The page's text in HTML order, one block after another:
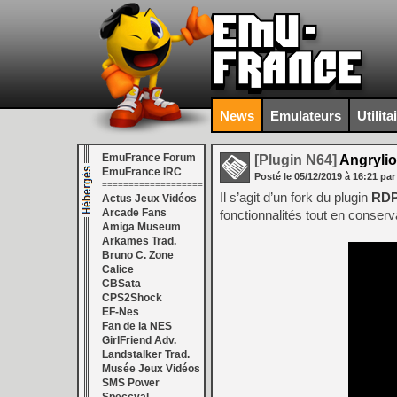
News Emulateurs
EmuFrance Forum
EmuFrance IRC
===================
Actus Jeux Vidéos
Arcade Fans
Amiga Museum
Arkames Trad.
Bruno C. Zone
Calice
CBSata
CPS2Shock
EF-Nes
Fan de la NES
GirlFriend Adv.
Landstalker Trad.
Musée Jeux Vidéos
SMS Power
[Plugin N64]
Posté le 05/12/2019 à 16:21 par
Il s’agit d’un fork du plugin
fonctionnalités tout en